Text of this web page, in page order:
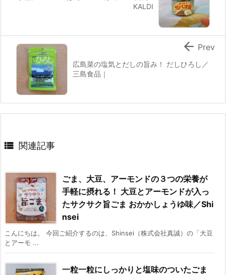
KALDI
広島菜の塩気とだしの旨み！ だしひろし／
三島食品｜
 Prev
 関連記事
ごま、大豆、アーモンドの３つの栄養が
手軽に摂れる！ 大豆とアーモンドが入っ
たサクサク旨ごま おかかしょうゆ味／Shi
nsei
こんにちは。 今回ご紹介するのは、Shinsei（株式会社真誠）の「大豆
とアーモ ...
一粒一粒にしっかりと塩味のついたごま